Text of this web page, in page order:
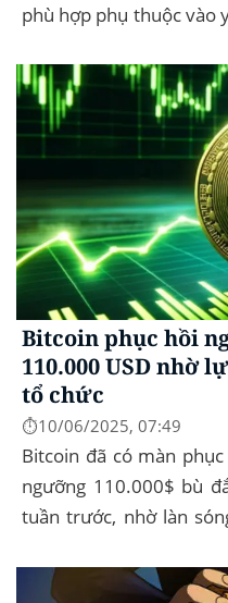
phù hợp phụ thuộc vào
Bitcoin phục hồi
110.000 USD nhờ
tổ chức
⏱️10/06/2025, 07:49
Bitcoin đã có màn
ngưỡng 110.000$ bù
tuần trước, nhờ làn